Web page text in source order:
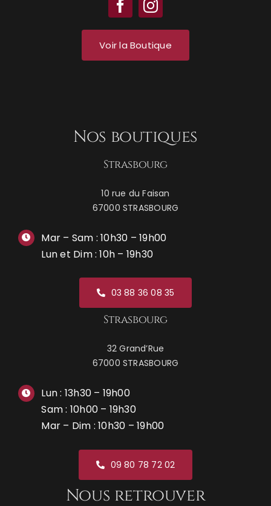
Nos boutiques
Strasbourg
10 rue du Faisan
67000 STRASBOURG
Mar – Sam : 10h30 – 19h00
Lun et Dim : 10h – 19h30
03 88 36 08 35
Strasbourg
32 Grand’Rue
67000 STRASBOURG
Lun : 13h30 – 19h00
Sam : 10h00 – 19h30
Mar – Dim : 10h30 – 19h00
09 80 78 72 02
Nous retrouver
Voir la Boutique